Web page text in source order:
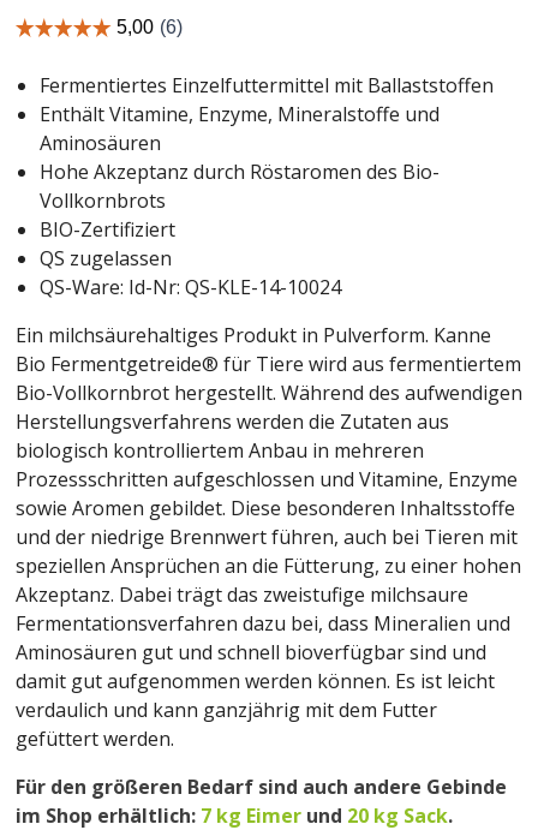
Fermentiertes Einzelfuttermittel mit Ballaststoffen
Enthält Vitamine, Enzyme, Mineralstoffe und
Aminosäuren
Hohe Akzeptanz durch Röstaromen des Bio-
Vollkornbrots
BIO-Zertifiziert
QS zugelassen
QS-Ware: Id-Nr: QS-KLE-14-10024
Ein milchsäurehaltiges Produkt in Pulverform. Kanne
Bio Fermentgetreide® für Tiere wird aus fermentiertem
Bio-Vollkornbrot hergestellt. Während des aufwendigen
Herstellungsverfahrens werden die Zutaten aus
biologisch kontrolliertem Anbau in mehreren
Prozessschritten aufgeschlossen und Vitamine, Enzyme
sowie Aromen gebildet. Diese besonderen Inhaltsstoffe
und der niedrige Brennwert führen, auch bei Tieren mit
speziellen Ansprüchen an die Fütterung, zu einer hohen
Akzeptanz. Dabei trägt das zweistufige milchsaure
Fermentationsverfahren dazu bei, dass Mineralien und
Aminosäuren gut und schnell bioverfügbar sind und
damit gut aufgenommen werden können. Es ist leicht
verdaulich und kann ganzjährig mit dem Futter
gefüttert werden.
Für den größeren Bedarf sind auch andere Gebinde
im Shop erhältlich: 7 kg Eimerund 20 kg Sack.